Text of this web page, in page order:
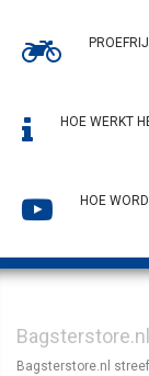
HOE WERKT
HOE
Bagsterstore.nl
Bagsterstore.nl